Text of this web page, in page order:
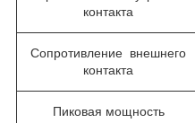
контакта
Сопротивление внешнего
контакта
Пиковая мощность